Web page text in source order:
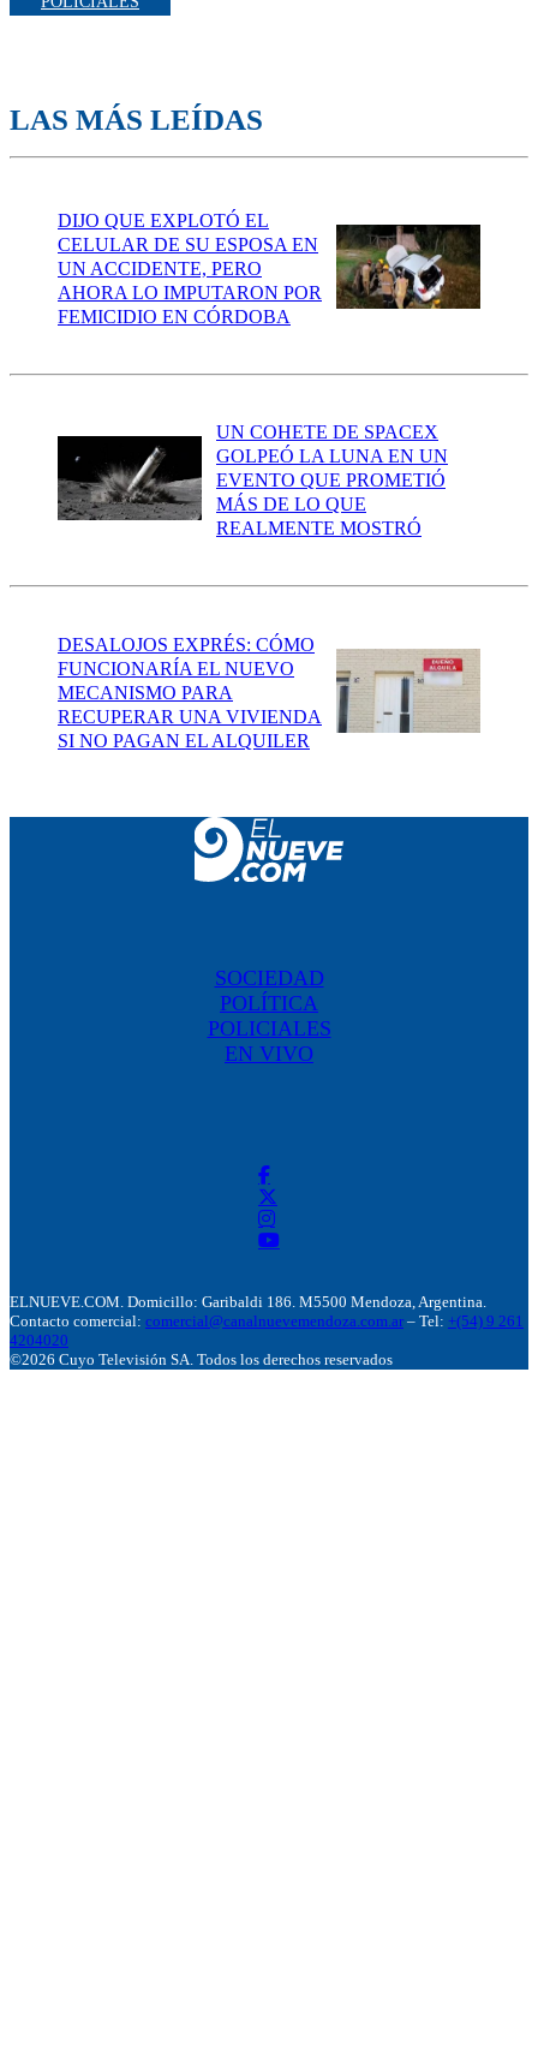
LAS MÁS LEÍDAS
DIJO QUE EXPLOTÓ EL
CELULAR DE SU ESPOSA EN
UN ACCIDENTE, PERO
AHORA LO IMPUTARON POR
FEMICIDIO EN CÓRDOBA
UN COHETE DE SPACEX
GOLPEÓ LA LUNA EN UN
EVENTO QUE PROMETIÓ
MÁS DE LO QUE
REALMENTE MOSTRÓ
DESALOJOS EXPRÉS: CÓMO
FUNCIONARÍA EL NUEVO
MECANISMO PARA
RECUPERAR UNA VIVIENDA
SI NO PAGAN EL ALQUILER
SOCIEDAD
POLÍTICA
POLICIALES
EN VIVO
ELNUEVE.COM. Domicillo: Garibaldi 186. M5500 Mendoza, Argentina.
Contacto comercial: comercial@canalnuevemendoza.com.ar – Tel: +(54) 9 261
4204020
©2026 Cuyo Televisión SA. Todos los derechos reservados